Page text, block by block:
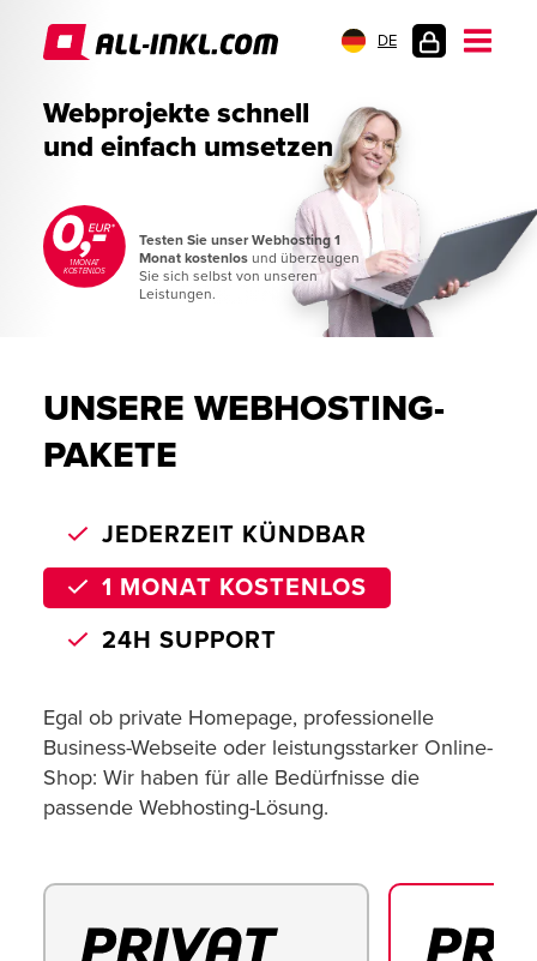
DE
Webprojekte schnell
und einfach umsetzen
1 MONAT
KOSTENLOS
Testen Sie unser Webhosting 1
Monat kostenlos und überzeugen
Sie sich selbst von unseren
Leistungen.
UNSERE WEBHOSTING-
PAKETE
JEDERZEIT KÜNDBAR
1 MONAT KOSTENLOS
24H SUPPORT
Egal ob private Homepage, professionelle
Business-Webseite oder leistungsstarker Online-
Shop: Wir haben für alle Bedürfnisse die
passende Webhosting-Lösung.